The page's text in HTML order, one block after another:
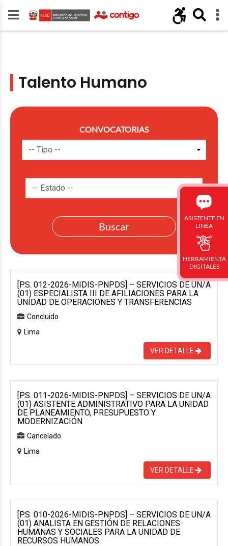
Talento Humano
CONVOCATORIAS
[P.S. 012-2026-MIDIS-PNPDS] – SERVICIOS DE UN/A
(01) ESPECIALISTA III DE AFILIACIONES PARA LA
UNIDAD DE OPERACIONES Y TRANSFERENCIAS
Concluido
Lima
VER DETALLE
[P.S. 011-2026-MIDIS-PNPDS] – SERVICIOS DE UN/A
(01) ASISTENTE ADMINISTRATIVO PARA LA UNIDAD
DE PLANEAMIENTO, PRESUPUESTO Y
MODERNIZACIÓN
Cancelado
Lima
VER DETALLE
[P.S. 010-2026-MIDIS-PNPDS] – SERVICIOS DE UN/A
(01) ANALISTA EN GESTIÓN DE RELACIONES
HUMANAS Y SOCIALES PARA LA UNIDAD DE
RECURSOS HUMANOS
ASISTENTE EN
LINEA
HERRAMIENTA
DIGITALES